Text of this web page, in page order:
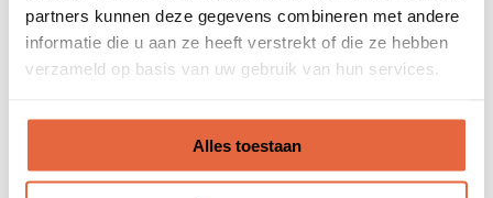
partners kunnen deze gegevens combineren met andere
informatie die u aan ze heeft verstrekt of die ze hebben
verzameld op basis van uw gebruik van hun services.
Alles toestaan